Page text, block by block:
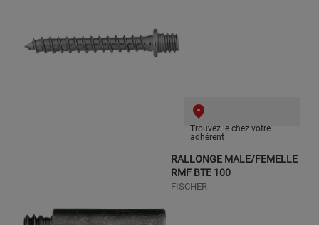
Trouvez le chez votre
adhérent
RALLONGE MALE/FEMELLE
RMF BTE 100
FISCHER